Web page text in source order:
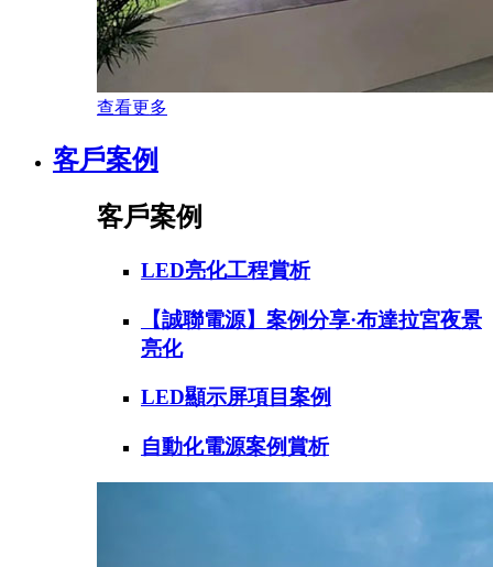
查看更多
客戶案例
客戶案例
LED亮化工程賞析
【誠聯電源】案例分享·布達拉宮夜景
亮化
LED顯示屏項目案例
自動化電源案例賞析